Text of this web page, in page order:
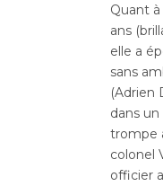
Quant
ans
elle a
sans
(Adrien
dans un
trompe
colonel
officier